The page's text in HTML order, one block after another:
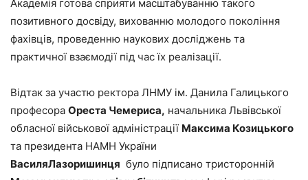
Академія готова сприяти масштабуванню такого
позитивного досвіду, вихованню молодого покоління
фахівців, проведенню наукових досліджень та
практичної взаємодії під час їх реалізації.
Відтак за участю ректора ЛНМУ ім. Данила Галицького
професора Ореста Чемериса, начальника Львівської
обласної військової адміністрації Максима Козицького
та президента НАМН України
ВасиляЛазоришинця було підписано тристоронній